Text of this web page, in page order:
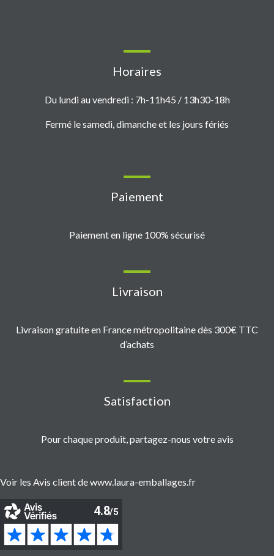
Horaires
Du lundi au vendredi : 7h-11h45 / 13h30-18h
Fermé le samedi, dimanche et les jours fériés
Paiement
Paiement en ligne 100% sécurisé
Livraison
Livraison gratuite en France métropolitaine dès 300€ TTC
d’achats
Satisfaction
Pour chaque produit, partagez-nous votre avis
Voir les Avis client de www.laura-emballages.fr